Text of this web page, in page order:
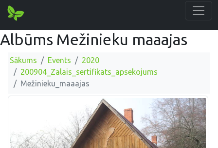
Albūms Mežinieku maaajas
Sākums Events
2020
200904_Zalais_sertifikats_apsekojums
Mežinieku_maaajas